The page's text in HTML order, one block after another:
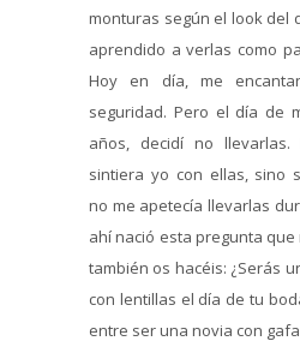
monturas según el look del
aprendido a verlas como
Hoy en día, me
seguridad. Pero el día de
años, decidí no
sintiera yo con ellas, sino
no me apetecía llevarlas
ahí nació esta pregunta
también os hacéis: ¿Serás
con lentillas el día de tu
entre ser una novia con